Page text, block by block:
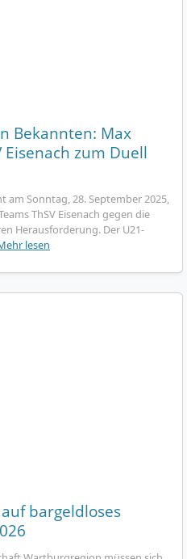
Bekannten: Max
zum Duell
am Sonntag, 28. September 2025,
ThSV Eisenach gegen die
Herausforderung. Der U21-
lesen
bargeldloses